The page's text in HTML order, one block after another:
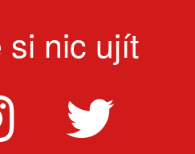
si nic ujít